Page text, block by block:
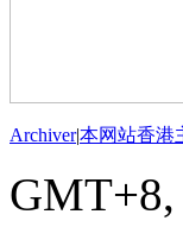
Archiver|本网站香港
GMT+8,